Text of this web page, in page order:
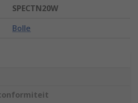
SPECTN20W
Bolle